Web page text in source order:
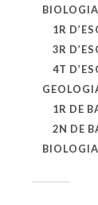
1R
3R
4T
1R DE
2N DE
BIOLOGIA